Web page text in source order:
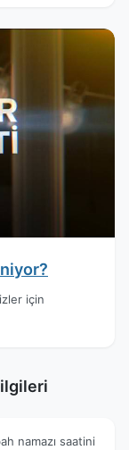
için
namazı saatini